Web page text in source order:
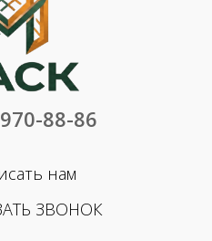
970-88-86
нам
ЗВОНОК